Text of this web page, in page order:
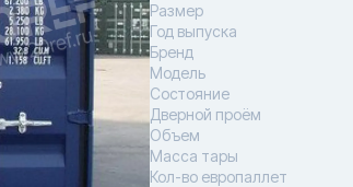
Размер
Год выпуска
Бренд
Модель
Состояние
Дверной проём
Объем
Масса тары
Кол-во европаллет